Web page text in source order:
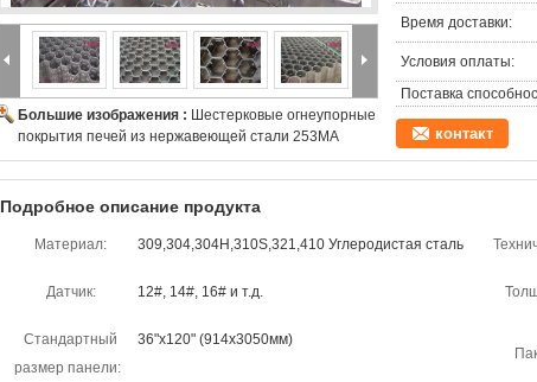
Большие изображения : Шестерковые огнеупорные
покрытия печей из нержавеющей стали 253MA
Время доставки:
Условия оплаты:
Поставка
контакт
Подробное описание продукта
Материал: 309,304,304H,310S,321,410 Углеродистая сталь
Датчик: 12#, 14#, 16# и т.д.
Стандартный
размер панели:
36"х120" (914х3050мм)